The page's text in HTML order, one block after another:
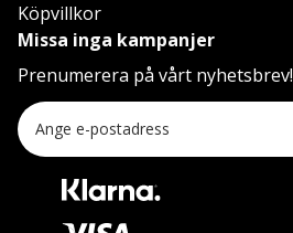
Köpvillkor
Missa inga kampanjer
Prenumerera på vårt nyhetsbrev!